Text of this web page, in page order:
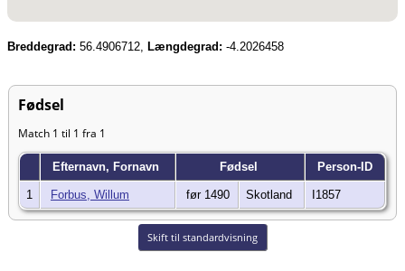
Breddegrad: 56.4906712, Længdegrad: -4.2026458
Fødsel
Match 1 til 1 fra 1
Efternavn, Fornavn Fødsel Person-ID
1 Forbus, Willum før 1490 Skotland I1857
Skift til standardvisning